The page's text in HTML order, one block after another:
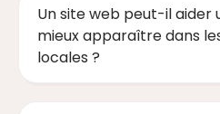
Un site web peut-il aider
mieux apparaître dans
locales ?